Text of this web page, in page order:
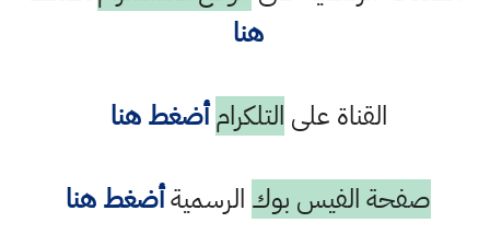
هنا
القناة على التلكرام أضغط هنا
صفحة الفيس بوك الرسميةأضغط هنا